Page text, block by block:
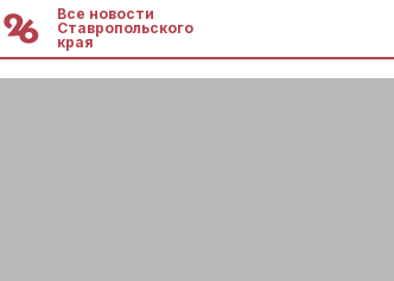
Все новости
Ставропольского
края